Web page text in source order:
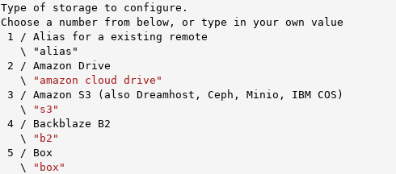
Type of storage to configure.
Choose a number from below, or type in your own value
1 / Alias for a existing remote
   \ "alias"
2 / Amazon Drive
   \
"amazon cloud drive"
3 / Amazon S3 (also Dreamhost, Ceph, Minio, IBM COS)
   \
"s3"
4 / Backblaze B2
   \
"b2"
5 / Box
   \
"box"